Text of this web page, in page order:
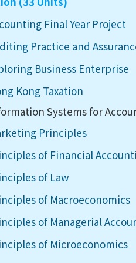
Final Year Project
Practice and
Business Enterprise
Kong Taxation
Systems for
Principles
of Financial
of Law
of Macroeconomics
of Managerial
of Microeconomics